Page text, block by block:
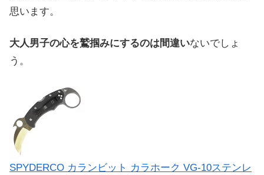
思います。
大人男子の心を鷲掴みにするのは間違いないでしょ
う。
SPYDERCO カランビット カラホーク VG-10ステンレ